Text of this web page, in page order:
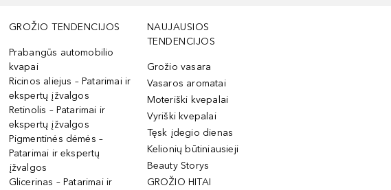
GROŽIO TENDENCIJOS
Prabangūs automobilio
kvapai
Ricinos aliejus – Patarimai ir
ekspertų įžvalgos
Retinolis – Patarimai ir
ekspertų įžvalgos
Pigmentinės dėmės –
Patarimai ir ekspertų
įžvalgos
Glicerinas – Patarimai ir
NAUJAUSIOS
TENDENCIJOS
Grožio vasara
Vasaros aromatai
Moteriški kvepalai
Vyriški kvepalai
Tęsk įdegio dienas
Kelionių būtiniausieji
Beauty Storys
GROŽIO HITAI